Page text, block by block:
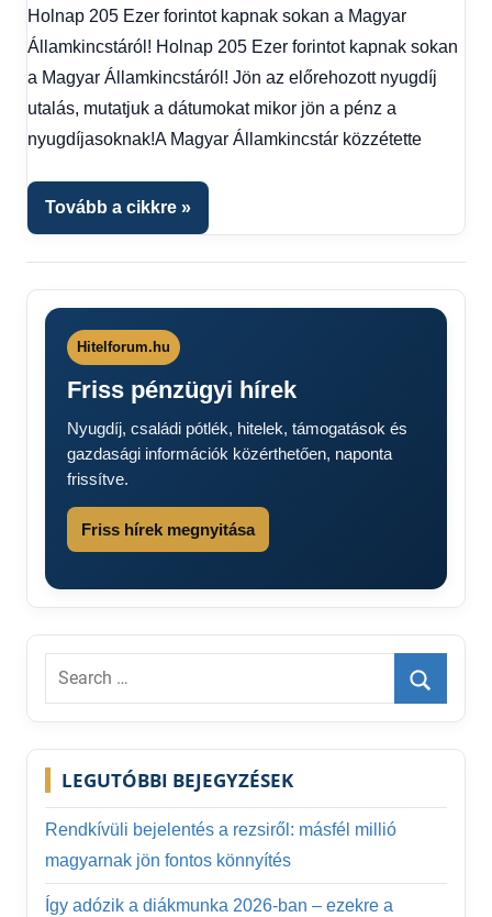
Hírek ,
Hírek
1
kézből
Holnap 205 Ezer forintot kapnak sokan a Magyar
Államkincstáról! Holnap 205 Ezer forintot kapnak sokan
a Magyar Államkincstáról! Jön az előrehozott nyugdíj
utalás, mutatjuk a dátumokat mikor jön a pénz a
nyugdíjasoknak!A Magyar Államkincstár közzétette
Tovább a cikkre
Hitelforum.hu
Friss pénzügyi hírek
Nyugdíj, családi pótlék, hitelek, támogatások és
gazdasági információk közérthetően, naponta
frissítve.
Friss hírek megnyitása
Search
Search
LEGUTÓBBI BEJEGYZÉSEK
Rendkívüli bejelentés a rezsiről: másfél millió
magyarnak jön fontos könnyítés
Így adózik a diákmunka 2026-ban – ezekre a